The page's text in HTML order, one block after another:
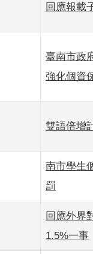
回應報載
臺南市政
強化個資
雙語倍增
南市學生
罰
回應外界
1.5%一事